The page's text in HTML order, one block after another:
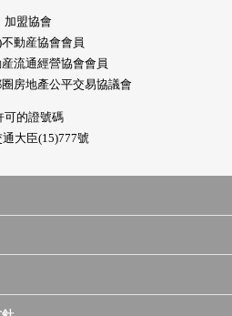
加盟協會
動産協會會員
流通經營協會會員
房地產公平交易協議會
可的證號碼
通大臣(15)777號